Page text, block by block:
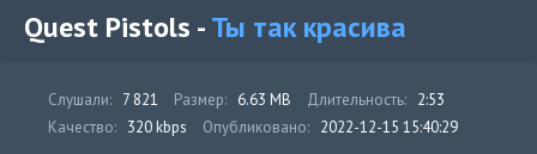
Quest Pistols -Ты так красива
Слушали: 7 821 Размер: 6.63 MB Длительность: 2:53
Качество: 320 kbps Опубликовано: 2022-12-15 15:40:29